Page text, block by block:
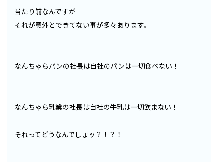
当たり前なんですが
それが意外とできてない事が多々あります。
なんちゃらパンの社長は自社のパンは一切食べない！
なんちゃら乳業の社長は自社の牛乳は一切飲まない！
それってどうなんでしょッ？！？！